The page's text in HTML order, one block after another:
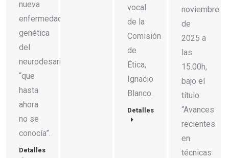
nueva
enfermedad
genética
del
neurodesarrollo
“que
hasta
ahora
no se
conocía”.
Detalles
vocal
de la
Comisión
de
Ética,
Ignacio
Blanco.
Detalles
noviembre
de
2025 a
las
15.00h,
bajo el
título:
“Avances
recientes
en
técnicas